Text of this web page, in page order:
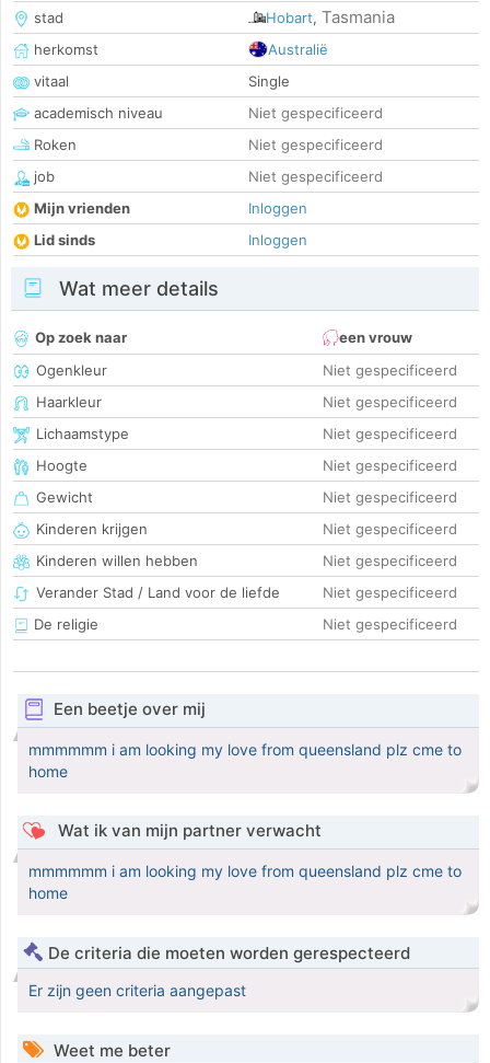
stad
Hobart, Tasmania
herkomst
Australië
vitaal
Single
academisch niveau
Niet gespecificeerd
Roken
Niet gespecificeerd
job
Niet gespecificeerd
Mijn vrienden
Inloggen
Lid sinds
Inloggen
Wat meer details
Op zoek naar
een vrouw
Ogenkleur
Niet gespecificeerd
Haarkleur
Niet gespecificeerd
Lichaamstype
Niet gespecificeerd
Hoogte
Niet gespecificeerd
Gewicht
Niet gespecificeerd
Kinderen krijgen
Niet gespecificeerd
Kinderen willen hebben
Niet gespecificeerd
Verander Stad / Land voor de liefde
Niet gespecificeerd
De religie
Niet gespecificeerd
Een beetje over mij
mmmmmm i am looking my love from queensland plz cme to
home
Wat ik van mijn partner verwacht
mmmmmm i am looking my love from queensland plz cme to
home
De criteria die moeten worden gerespecteerd
Er zijn geen criteria aangepast
Weet me beter